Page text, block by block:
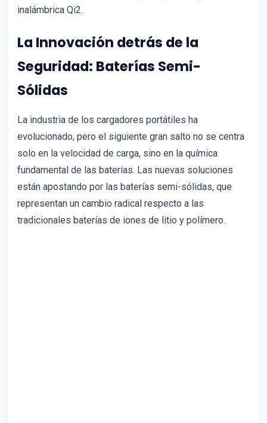
inalámbrica Qi2.
La Innovación detrás de la
Seguridad: Baterías Semi-
Sólidas
La industria de los cargadores portátiles ha
evolucionado, pero el siguiente gran salto no se centra
solo en la velocidad de carga, sino en la química
fundamental de las baterías. Las nuevas soluciones
están apostando por las baterías semi-sólidas, que
representan un cambio radical respecto a las
tradicionales baterías de iones de litio y polímero.